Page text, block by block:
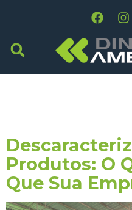
Produtos: O
Que Sua